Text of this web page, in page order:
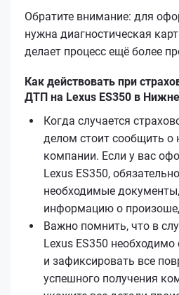
Обратите внимание: для
нужна диагностическая
делает процесс ещё более
Как действовать при
ДТП на Lexus ES350 в
Когда случается
делом стоит сообщить о
компании. Если у вас
Lexus ES350,
необходимые
информацию о
Важно помнить, что в
Lexus ES350 необходимо
и зафиксировать все
успешного получения